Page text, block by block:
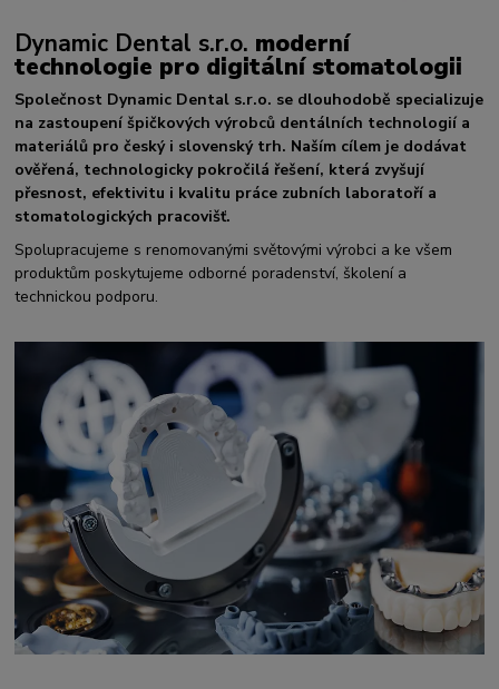
Dynamic Dental s.r.o. moderní
technologie pro digitální stomatologii
Společnost Dynamic Dental s.r.o. se dlouhodobě specializuje
na zastoupení špičkových výrobců dentálních technologií a
materiálů pro český i slovenský trh. Naším cílem je dodávat
ověřená, technologicky pokročilá řešení, která zvyšují
přesnost, efektivitu i kvalitu práce zubních laboratoří a
stomatologických pracovišť.
Spolupracujeme s renomovanými světovými výrobci a ke všem
produktům poskytujeme odborné poradenství, školení a
technickou podporu.